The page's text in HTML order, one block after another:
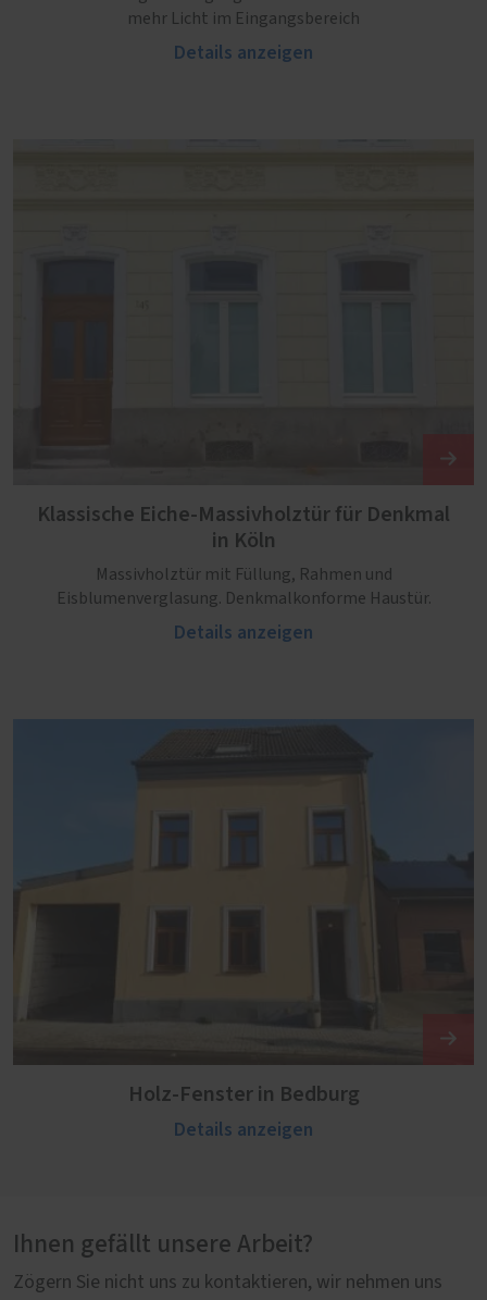
mehr Licht im Eingangsbereich
Details anzeigen
Klassische Eiche-Massivholztür für Denkmal
in Köln
Massivholztür mit Füllung, Rahmen und
Eisblumenverglasung. Denkmalkonforme Haustür.
Details anzeigen
Holz-Fenster in Bedburg
Details anzeigen
Ihnen gefällt unsere Arbeit?
Zögern Sie nicht uns zu kontaktieren, wir nehmen uns